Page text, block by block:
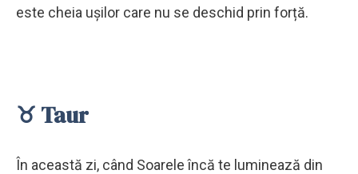
este cheia ușilor care nu se deschid prin forță.
♉ Taur
În această zi, când Soarele încă te luminează din